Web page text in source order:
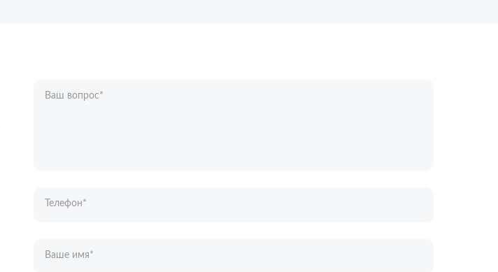
Ваш вопрос*